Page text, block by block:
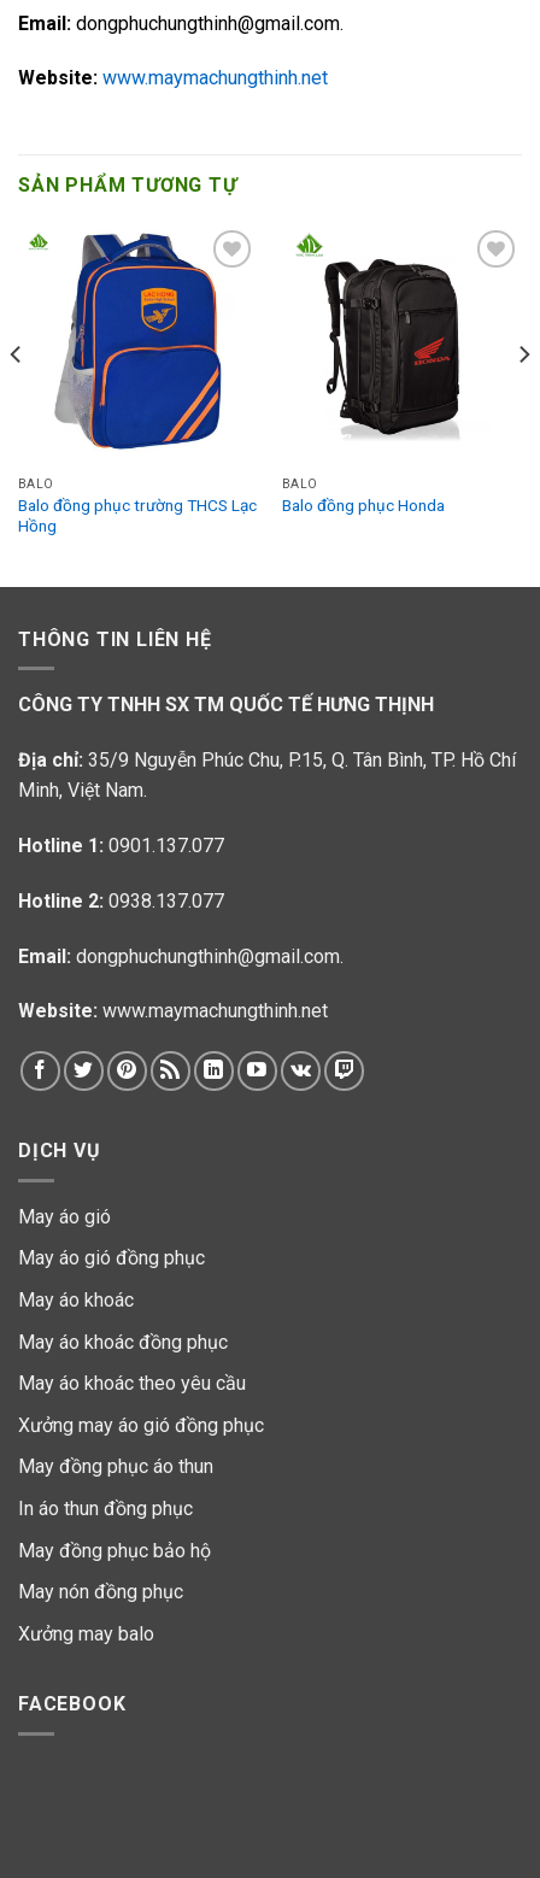
Email: dongphuchungthinh@gmail.com.
Website: www.maymachungthinh.net
SẢN PHẨM TƯƠNG TỰ
Wishlist
BALO
Balo đồng phục trường THCS Lạc
Hồng
BALO
Balo đồng phục Honda
THÔNG TIN LIÊN HỆ
CÔNG TY TNHH SX TM QUỐC TẾ HƯNG THỊNH
Địa chỉ: 35/9 Nguyễn Phúc Chu, P.15, Q. Tân Bình, TP. Hồ Chí
Minh, Việt Nam.
Hotline 1: 0901.137.077
Hotline 2: 0938.137.077
Email: dongphuchungthinh@gmail.com.
Website: www.maymachungthinh.net
DỊCH VỤ
May áo gió
May áo gió đồng phục
May áo khoác
May áo khoác đồng phục
May áo khoác theo yêu cầu
Xưởng may áo gió đồng phục
May đồng phục áo thun
In áo thun đồng phục
May đồng phục bảo hộ
May nón đồng phục
Xưởng may balo
FACEBOOK